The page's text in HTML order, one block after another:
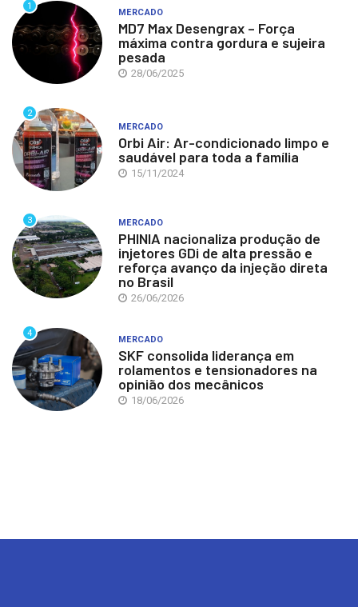
1
MERCADO
MD7 Max Desengrax – Força
máxima contra gordura e sujeira
pesada
28/06/2025
2
MERCADO
Orbi Air: Ar-condicionado limpo e
saudável para toda a família
15/11/2024
3 MERCADO
PHINIA nacionaliza produção de
injetores GDi de alta pressão e
reforça avanço da injeção direta
no Brasil
26/06/2026
4
MERCADO
SKF consolida liderança em
rolamentos e tensionadores na
opinião dos mecânicos
18/06/2026